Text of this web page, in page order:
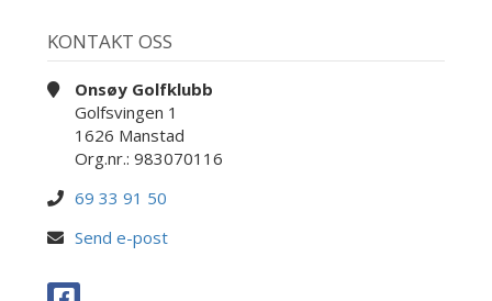
KONTAKT OSS
Onsøy Golfklubb
Golfsvingen 1
1626 Manstad
Org.nr.: 983070116
69 33 91 50
Send e-post